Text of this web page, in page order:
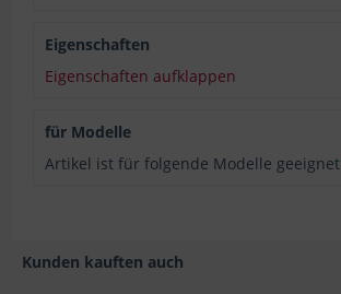
Eigenschaften
Eigenschaften aufklappen
für Modelle
Artikel ist für folgende Modelle geeignet
Kunden kauften auch